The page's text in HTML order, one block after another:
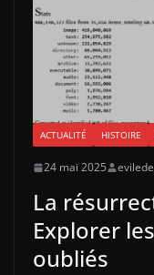
ACTUALITÉ HISTOIRE
24 mai 2025
La
Explorer
oubliés